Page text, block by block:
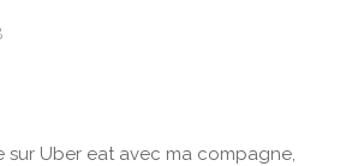
sur Uber eat avec ma compagne,